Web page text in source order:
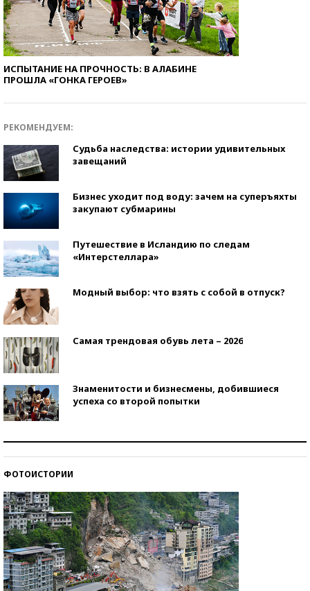
ИСПЫТАНИЕ НА ПРОЧНОСТЬ: В АЛАБИНЕ
ПРОШЛА «ГОНКА ГЕРОЕВ»
РЕКОМЕНДУЕМ:
Судьба наследства: истории удивительных
завещаний
Бизнес уходит под воду: зачем на суперъяхты
закупают субмарины
Путешествие в Исландию по следам
«Интерстеллара»
Модный выбор: что взять с собой в отпуск?
Самая трендовая обувь лета – 2026
Знаменитости и бизнесмены, добившиеся
успеха со второй попытки
ФОТОИСТОРИИ